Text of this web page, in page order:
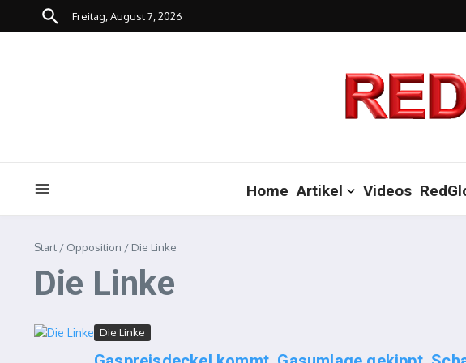
Zum Inhalt springen
Freitag, August 7, 2026
Home Artikel Videos
Start / Opposition / Die Linke
Die Linke
Die Linke